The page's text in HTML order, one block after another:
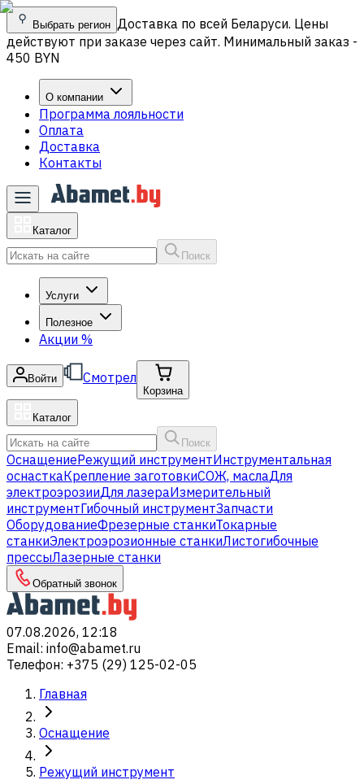
Выбрать регион Доставка по всей Беларуси. Цены
действуют при заказе через сайт. Минимальный заказ -
450 BYN
О компании
Программа лояльности
Оплата
Доставка
Контакты
Каталог
Поиск
Услуги
Полезное
Акции %
Войти Смотрел
Корзина
Каталог
Поиск
ОснащениеРежущий инструментИнструментальная
оснасткаКрепление заготовкиСОЖ, маслаДля
электроэрозииДля лазераИзмерительный
инструментГибочный инструментЗапчасти
ОборудованиеФрезерные станкиТокарные
станкиЭлектроэрозионные станкиЛистогибочные
прессыЛазерные станки
Обратный звонок
07.08.2026, 12:18
Email: info@abamet.ru
Телефон: +375 (29) 125-02-05
Главная
Оснащение
Режущий инструмент